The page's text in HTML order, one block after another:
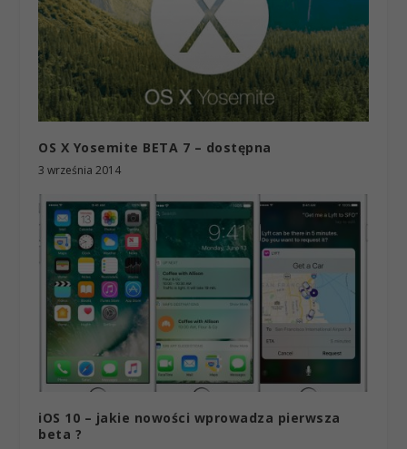
OS X Yosemite BETA 7 – dostępna
3 września 2014
iOS 10 – jakie nowości wprowadza pierwsza
beta ?